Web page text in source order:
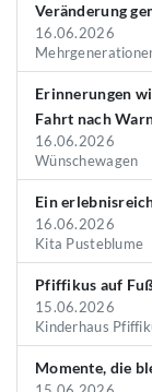
Veränderung
16.06.2026
Erinnerungen
Fahrt nach
16.06.2026
Wünschewagen
Ein
16.06.2026
Kita Pusteblume
Pfiffikus auf
15.06.2026
Kinderhaus
Momente, die